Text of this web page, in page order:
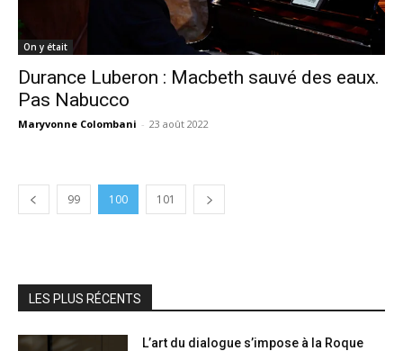
On y était
Durance Luberon : Macbeth sauvé des eaux.
Pas Nabucco
Maryvonne Colombani - 23 août 2022
99 100 101
LES PLUS RÉCENTS
L’art du dialogue s’impose à la Roque